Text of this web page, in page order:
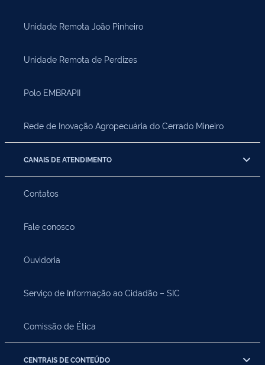
Unidade Remota João Pinheiro
Unidade Remota de Perdizes
Polo EMBRAPII
Rede de Inovação Agropecuária do Cerrado Mineiro
CANAIS DE ATENDIMENTO
Contatos
Fale conosco
Ouvidoria
Serviço de Informação ao Cidadão – SIC
Comissão de Ética
CENTRAIS DE CONTEÚDO